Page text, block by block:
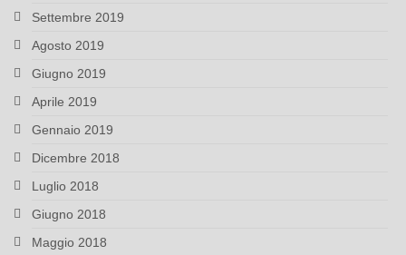
Settembre 2019
Agosto 2019
Giugno 2019
Aprile 2019
Gennaio 2019
Dicembre 2018
Luglio 2018
Giugno 2018
Maggio 2018